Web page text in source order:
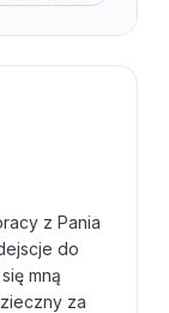
z Pania
do
mną
za